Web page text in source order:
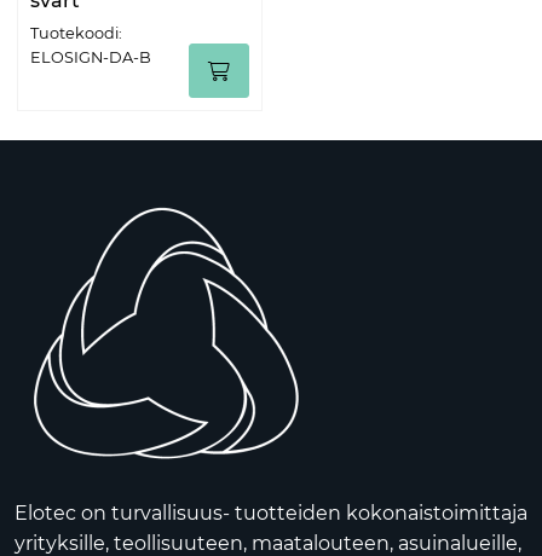
Tuotekoodi:
ELOSIGN-DA-B
Elotec on turvallisuus- tuotteiden kokonaistoimittaja
yrityksille, teollisuuteen, maatalouteen, asuinalueille,